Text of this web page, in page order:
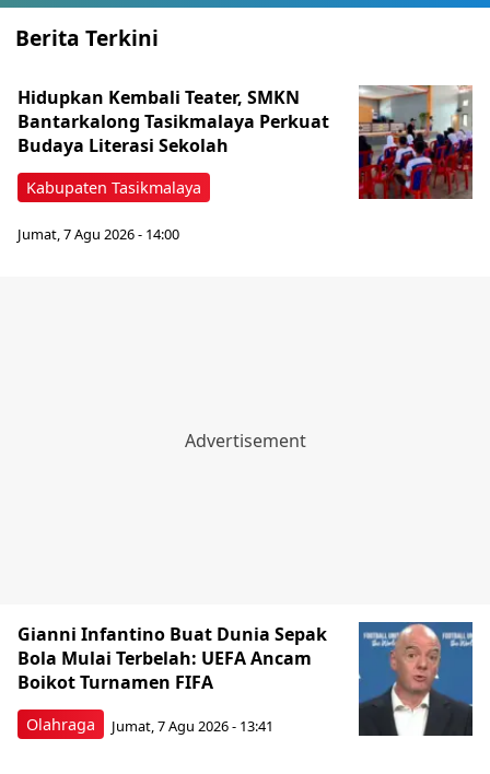
Berita Terkini
Kabupaten Tasikmalaya
Hidupkan Kembali Teater, SMKN
Bantarkalong Tasikmalaya Perkuat
Budaya Literasi Sekolah
Jumat, 7 Agu 2026 - 14:00
Olahraga
Gianni Infantino Buat Dunia Sepak
Bola Mulai Terbelah: UEFA Ancam
Boikot Turnamen FIFA
Jumat, 7 Agu 2026 - 13:41